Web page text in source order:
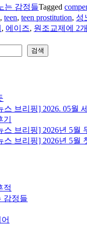
는 감정들Tagged
, teen, teen prostitution, 성
, 에이즈, 원조교제 Teen
에 2
검색
스 브리핑] 2026. 05월
스 브리핑] 2026년 5월
스 브리핑] 2026년 5월
적
감정들